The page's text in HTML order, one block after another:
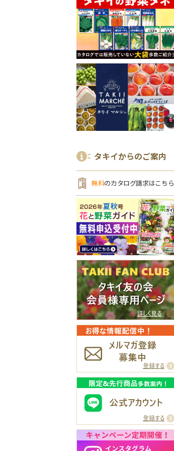
タキイからのご案内
無料のカタログ請求はこちら